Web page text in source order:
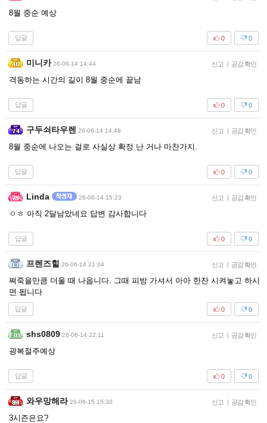
8월 중순 예상
답글 0
0
미니카 26-06-14 14:44 신고 | 공감 확인
격동하는 시간의 길이 8월 중순에 끝남
답글 0
0
구두쇠타우렌 26-06-14 14:48 신고 | 공감 확인
8월 중순에 나오는 걸로 사실상 확정 난 거나 마찬가지.
답글 0
0
Linda 26-06-14 15:23 신고 | 공감 확인
ㅇㅎ 아직 2달남았네요 답변 감사합니다
답글 0
0
프렌즈힐 26-06-14 21:04 신고 | 공감 확인
쪄죽을만큼 더울 때 나옵니다. 그때 피방 가셔서 아아 한잔 시켜놓고 하시
면 됩니다
답글 0
0
shs0809 26-06-14 22:11 신고 | 공감 확인
광복절주예상
답글 0
0
와우망해라 26-06-15 15:30 신고 | 공감 확인
3시즌은요?